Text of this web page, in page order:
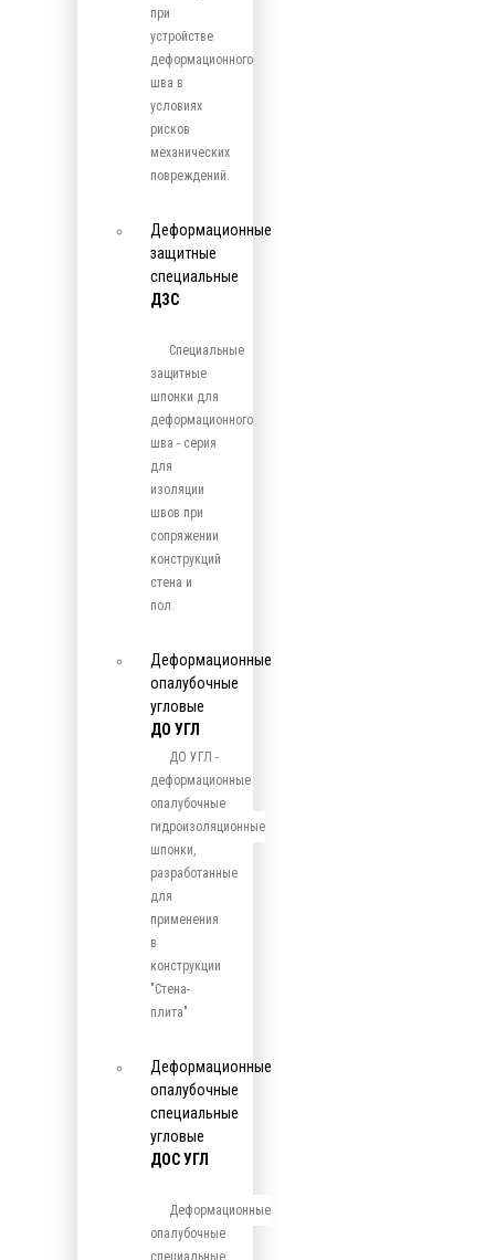
при
устройстве
деформационного
шва в
условиях
рисков
механических
повреждений.
Деформационные
защитные
специальные
ДЗС
Специальные
защитные
шпонки для
деформационного
шва - серия
для
изоляции
швов при
сопряжении
конструкций
стена и
пол.
Деформационные
опалубочные
угловые
ДО УГЛ
ДО УГЛ -
деформационные
опалубочные
гидроизоляционные
шпонки,
разработанные
для
применения
в
конструкции
"Стена-
плита"
Деформационные
опалубочные
специальные
угловые
ДОС УГЛ
Деформационные
опалубочные